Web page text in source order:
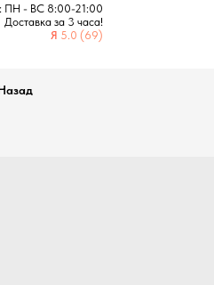
ПН - ВС 8:00-21:00
Доставка за 3 часа!
Я 5.0 (69)